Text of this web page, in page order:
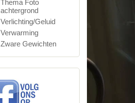
Thema Foto
achtergrond
Verlichting/Geluid
Verwarming
Zware Gewichten